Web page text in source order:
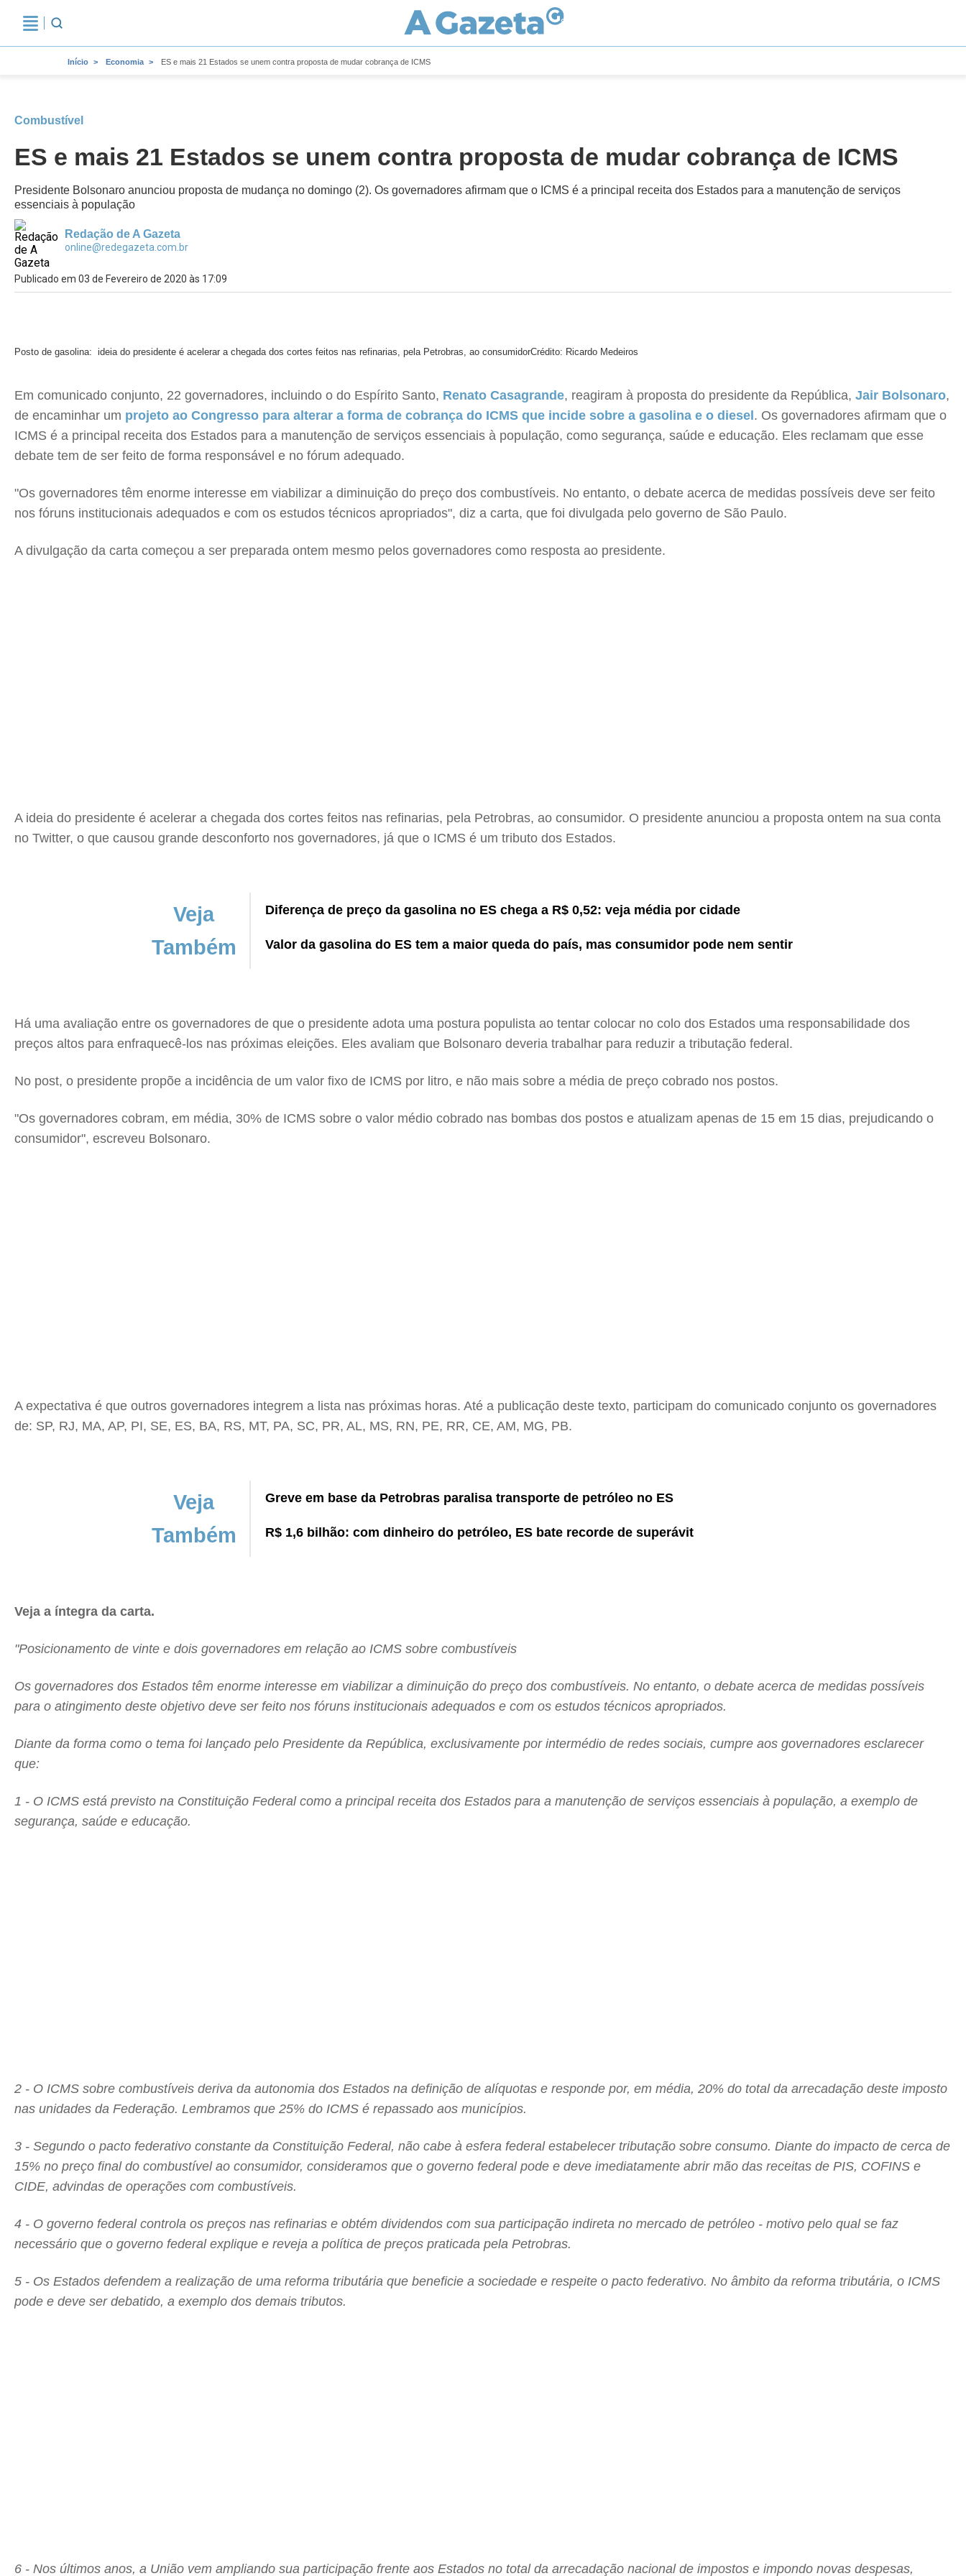
Início Economia ES e mais 21 Estados se unem contra proposta de mudar cobrança de ICMS
Combustível
ES e mais 21 Estados se unem contra proposta de mudar cobrança de ICMS
Presidente Bolsonaro anunciou proposta de mudança no domingo (2). Os governadores afirmam que o ICMS é a principal receita dos Estados para a manutenção de serviços
essenciais à população
Redação de A Gazeta
online@redegazeta.com.br
Publicado em 03 de Fevereiro de 2020 às 17:09
Posto de gasolina: ideia do presidente é acelerar a chegada dos cortes feitos nas refinarias, pela Petrobras, ao consumidorCrédito: Ricardo Medeiros
Em comunicado conjunto, 22 governadores, incluindo o do Espírito Santo, Renato Casagrande, reagiram à proposta do presidente da República, Jair Bolsonaro,
de encaminhar um projeto ao Congresso para alterar a forma de cobrança do ICMS que incide sobre a gasolina e o diesel . Os governadores afirmam que o
ICMS é a principal receita dos Estados para a manutenção de serviços essenciais à população, como segurança, saúde e educação. Eles reclamam que esse
debate tem de ser feito de forma responsável e no fórum adequado.
"Os governadores têm enorme interesse em viabilizar a diminuição do preço dos combustíveis. No entanto, o debate acerca de medidas possíveis deve ser feito
nos fóruns institucionais adequados e com os estudos técnicos apropriados", diz a carta, que foi divulgada pelo governo de São Paulo.
A divulgação da carta começou a ser preparada ontem mesmo pelos governadores como resposta ao presidente.
A ideia do presidente é acelerar a chegada dos cortes feitos nas refinarias, pela Petrobras, ao consumidor. O presidente anunciou a proposta ontem na sua conta
no Twitter, o que causou grande desconforto nos governadores, já que o ICMS é um tributo dos Estados.
Veja
Também
Diferença de preço da gasolina no ES chega a R$ 0,52: veja média por cidade
Valor da gasolina do ES tem a maior queda do país, mas consumidor pode nem sentir
Há uma avaliação entre os governadores de que o presidente adota uma postura populista ao tentar colocar no colo dos Estados uma responsabilidade dos
preços altos para enfraquecê-los nas próximas eleições. Eles avaliam que Bolsonaro deveria trabalhar para reduzir a tributação federal.
No post, o presidente propõe a incidência de um valor fixo de ICMS por litro, e não mais sobre a média de preço cobrado nos postos.
"Os governadores cobram, em média, 30% de ICMS sobre o valor médio cobrado nas bombas dos postos e atualizam apenas de 15 em 15 dias, prejudicando o
consumidor", escreveu Bolsonaro.
A expectativa é que outros governadores integrem a lista nas próximas horas. Até a publicação deste texto, participam do comunicado conjunto os governadores
de: SP, RJ, MA, AP, PI, SE, ES, BA, RS, MT, PA, SC, PR, AL, MS, RN, PE, RR, CE, AM, MG, PB.
Veja
Também
Greve em base da Petrobras paralisa transporte de petróleo no ES
R$ 1,6 bilhão: com dinheiro do petróleo, ES bate recorde de superávit
Veja a íntegra da carta.
"Posicionamento de vinte e dois governadores em relação ao ICMS sobre combustíveis
Os governadores dos Estados têm enorme interesse em viabilizar a diminuição do preço dos combustíveis. No entanto, o debate acerca de medidas possíveis
para o atingimento deste objetivo deve ser feito nos fóruns institucionais adequados e com os estudos técnicos apropriados.
Diante da forma como o tema foi lançado pelo Presidente da República, exclusivamente por intermédio de redes sociais, cumpre aos governadores esclarecer
que:
1 - O ICMS está previsto na Constituição Federal como a principal receita dos Estados para a manutenção de serviços essenciais à população, a exemplo de
segurança, saúde e educação.
2 - O ICMS sobre combustíveis deriva da autonomia dos Estados na definição de alíquotas e responde por, em média, 20% do total da arrecadação deste imposto
nas unidades da Federação. Lembramos que 25% do ICMS é repassado aos municípios.
3 - Segundo o pacto federativo constante da Constituição Federal, não cabe à esfera federal estabelecer tributação sobre consumo. Diante do impacto de cerca de
15% no preço final do combustível ao consumidor, consideramos que o governo federal pode e deve imediatamente abrir mão das receitas de PIS, COFINS e
CIDE, advindas de operações com combustíveis.
4 - O governo federal controla os preços nas refinarias e obtém dividendos com sua participação indireta no mercado de petróleo - motivo pelo qual se faz
necessário que o governo federal explique e reveja a política de preços praticada pela Petrobras.
5 - Os Estados defendem a realização de uma reforma tributária que beneficie a sociedade e respeite o pacto federativo. No âmbito da reforma tributária, o ICMS
pode e deve ser debatido, a exemplo dos demais tributos.
6 - Nos últimos anos, a União vem ampliando sua participação frente aos Estados no total da arrecadação nacional de impostos e impondo novas despesas,